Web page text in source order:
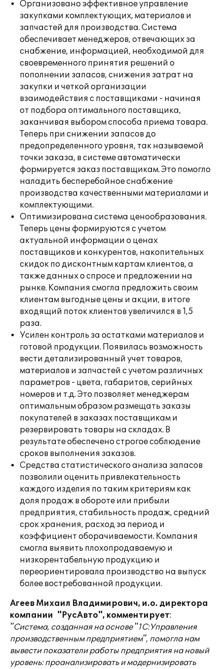
Организовано эффективное управление
закупками комплектующих, материалов и
запчастей для производства. Система
обеспечивает менеджеров, отвечающих за
снабжение, информацией, необходимой для
своевременного принятия решений о
пополнении запасов, снижения затрат на
закупки и четкой организации
взаимодействия с поставщиками - начиная
от подбора оптимального поставщика,
заканчивая выбором способа приема товара.
Теперь при снижении запасов до
предопределенного уровня, так называемой
точки заказа, в системе автоматически
формируется заказ поставщикам. Это помогло
наладить бесперебойное снабжение
производства качественными материалами и
комплектующими.
Оптимизирована система ценообразования.
Теперь цены формируются с учетом
актуальной информации о ценах
поставщиков и конкурентов, накопительных
скидок по дисконтным картам клиентов, а
также данных о спросе и предложении на
рынке. Компания смогла предложить своим
клиентам выгодные цены и акции, в итоге
входящий поток клиентов увеличился в 1,5
раза.
Усилен контроль за остатками материалов и
готовой продукции. Появилась возможность
вести детализированный учет товаров,
материалов и запчастей с учетом различных
параметров - цвета, габаритов, серийных
номеров и т.д. Это позволяет менеджерам
оптимальным образом размещать заказы
покупателей в заказах поставщикам и
резервировать товары на складах. В
результате обеспечено строгое соблюдение
сроков выполнения заказов.
Средства статистического анализа запасов
позволили оценить привлекательность
каждого изделия по таким критериям как
доля продаж в обороте или прибыли
предприятия, стабильность продаж, средний
срок хранения, расход за период и
коэффициент оборачиваемости. Компания
смогла выявить плохопродаваемую и
низкорентабельную продукцию и
переориентировала производство на выпуск
более востребованной продукции.
Агеев Михаил Владимирович, и.о. директора
компании "РусАвто", комментирует:
"Система, созданная на основе "1С:Управления
производственным предприятием", помогла нам
вывести показатели работы предприятия на новый
уровень: проанализировать и модернизировать